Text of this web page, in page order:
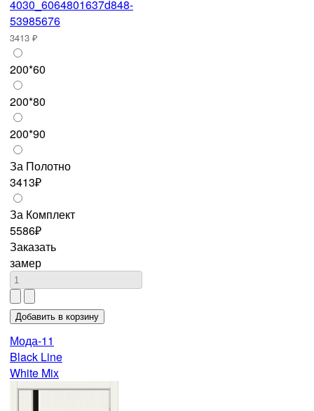
3413 ₽
200*60
200*80
200*90
За Полотно
3413₽
За Комплект
5586₽
Заказать
замер
Мода-11
Black Line
White Mix